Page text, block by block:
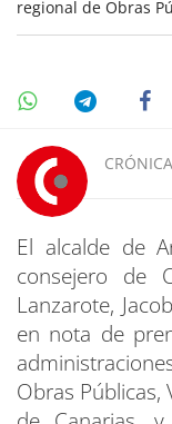
regional de Obras
El alcalde de
consejero de
Lanzarote,
en nota de
Obras Públicas,